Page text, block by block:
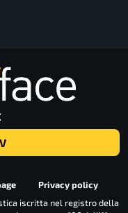
Privacy policy
iscritta nel registro della